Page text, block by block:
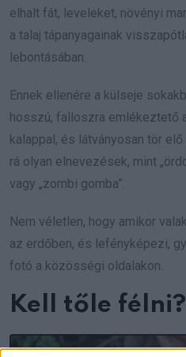
elhalt fát, leveleket, növényi
a talaj tápanyagainak
lebontásában.
Ennek ellenére a külseje
hosszú, falloszra emlékeztető
kalappal, és látványosan tör elő
rá olyan elnevezések, mint
vagy „zombi gomba”.
Nem véletlen, hogy amikor
az erdőben, és lefényképezi,
fotó a közösségi oldalakon.
Kell tőle félni?